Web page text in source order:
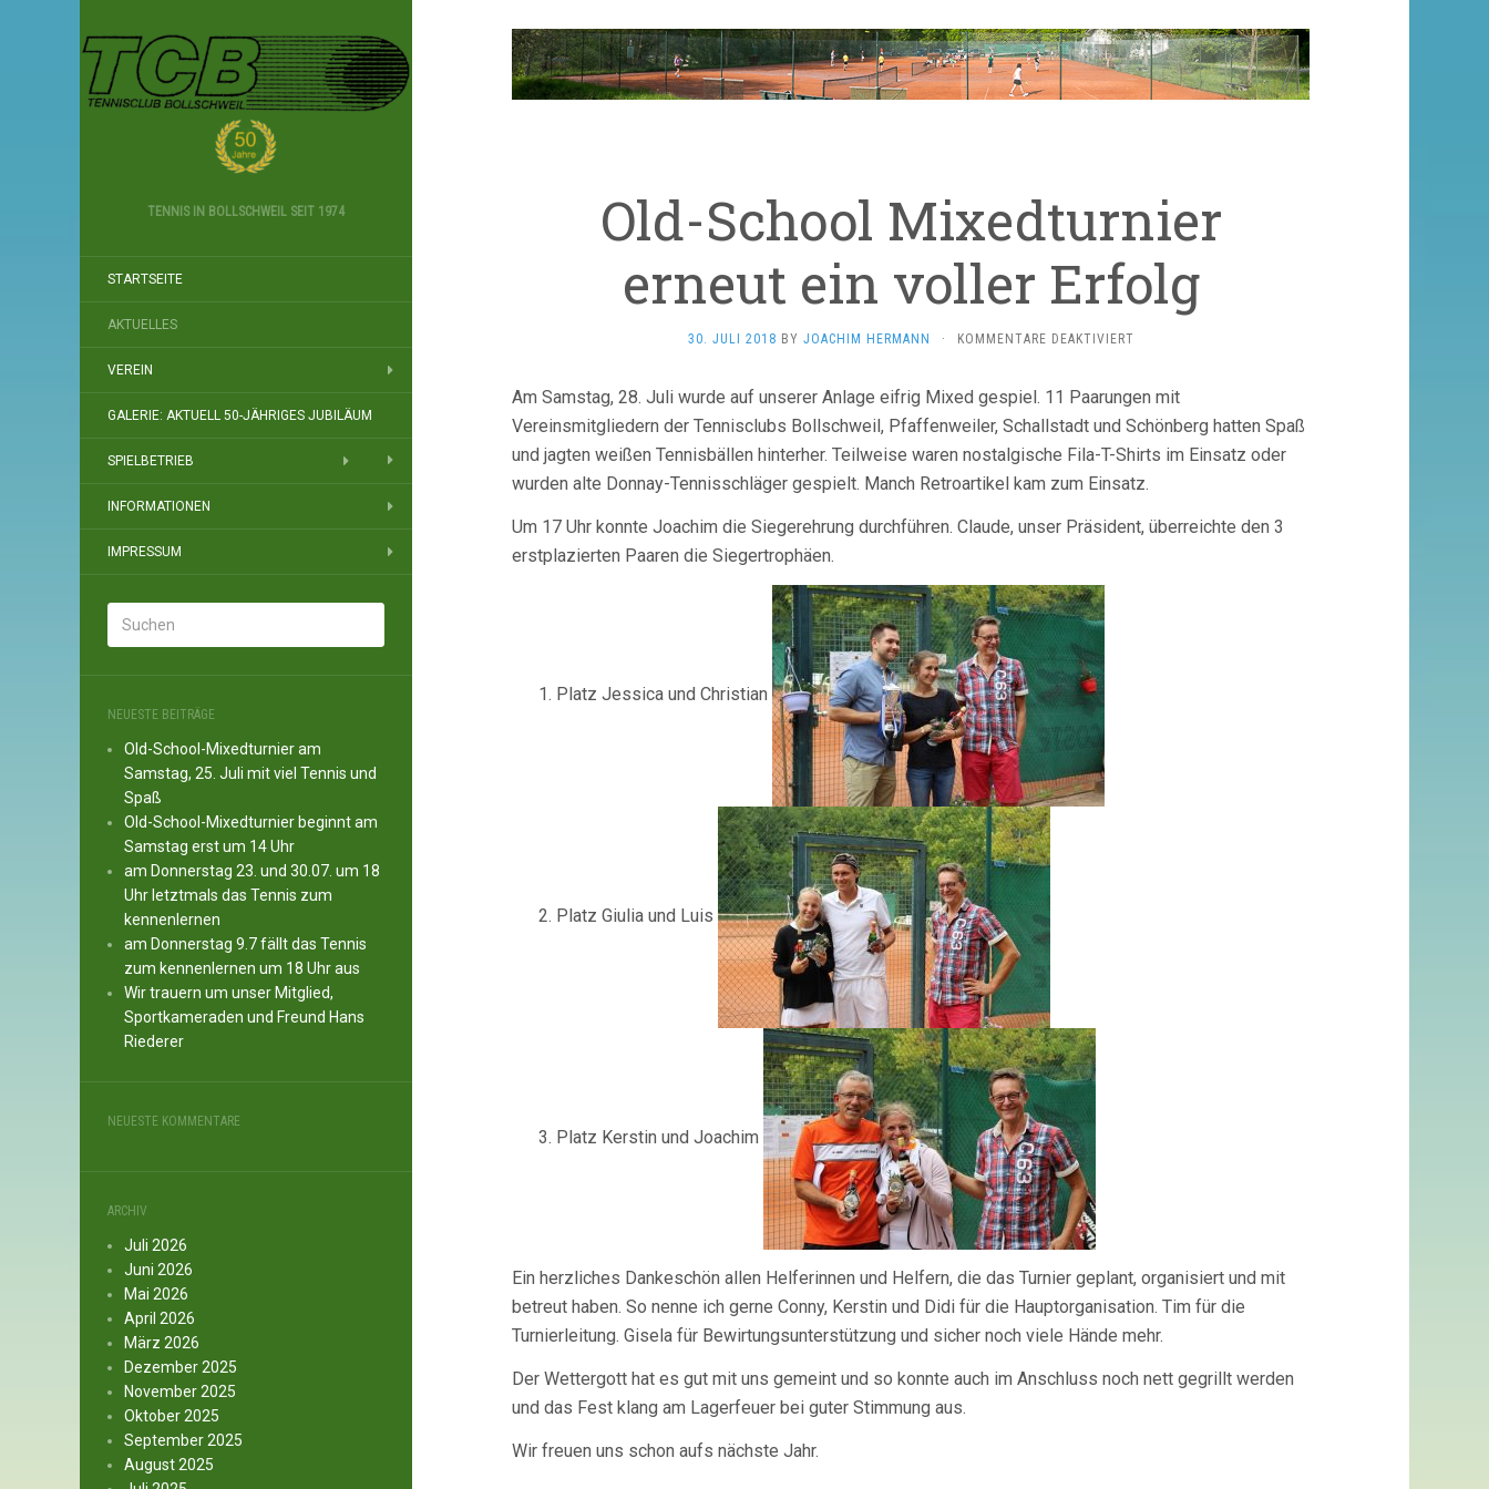
TENNIS IN BOLLSCHWEIL SEIT 1974
STARTSEITE
AKTUELLES
VEREIN
GALERIE: AKTUELL 50-JÄHRIGES JUBILÄUM
SPIELBETRIEB
INFORMATIONEN
IMPRESSUM
NEUESTE BEITRÄGE
Old-School-Mixedturnier am
Samstag, 25. Juli mit viel Tennis und
Spaß
Old-School-Mixedturnier beginnt am
Samstag erst um 14 Uhr
am Donnerstag 23. und 30.07. um 18
Uhr letztmals das Tennis zum
kennenlernen
am Donnerstag 9.7 fällt das Tennis
zum kennenlernen um 18 Uhr aus
Wir trauern um unser Mitglied,
Sportkameraden und Freund Hans
Riederer
NEUESTE KOMMENTARE
ARCHIV
Juli 2026
Juni 2026
Mai 2026
April 2026
März 2026
Dezember 2025
November 2025
Oktober 2025
September 2025
August 2025
Old-School Mixedturnier
erneut ein voller Erfolg
30. JULI 2018 BY JOACHIM HERMANN · KOMMENTARE DEAKTIVIERT
MIXEDTURNIER
ERNEUT
VOLLER
ERFOLG
Am Samstag, 28. Juli wurde auf unserer Anlage eifrig Mixed gespiel. 11 Paarungen mit
Vereinsmitgliedern der Tennisclubs Bollschweil, Pfaffenweiler, Schallstadt und Schönberg hatten Spaß
und jagten weißen Tennisbällen hinterher. Teilweise waren nostalgische Fila-T-Shirts im Einsatz oder
wurden alte Donnay-Tennisschläger gespielt. Manch Retroartikel kam zum Einsatz.
Um 17 Uhr konnte Joachim die Siegerehrung durchführen. Claude, unser Präsident, überreichte den 3
erstplazierten Paaren die Siegertrophäen.
Platz Jessica und Christian
Platz Giulia und Luis
Platz Kerstin und Joachim
Ein herzliches Dankeschön allen Helferinnen und Helfern, die das Turnier geplant, organisiert und mit
betreut haben. So nenne ich gerne Conny, Kerstin und Didi für die Hauptorganisation. Tim für die
Turnierleitung. Gisela für Bewirtungsunterstützung und sicher noch viele Hände mehr.
Der Wettergott hat es gut mit uns gemeint und so konnte auch im Anschluss noch nett gegrillt werden
und das Fest klang am Lagerfeuer bei guter Stimmung aus.
Wir freuen uns schon aufs nächste Jahr.